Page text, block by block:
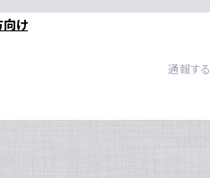
向け
通報する